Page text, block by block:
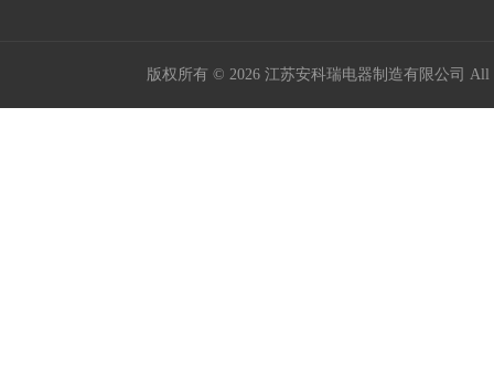
版权所有 © 2026 江苏安科瑞电器制造有限公司